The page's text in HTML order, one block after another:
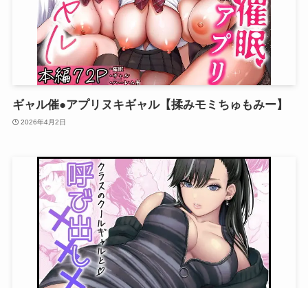
ギャル催●アプリヌキギャル【揉みモミちゅもみー】
2026年4月2日